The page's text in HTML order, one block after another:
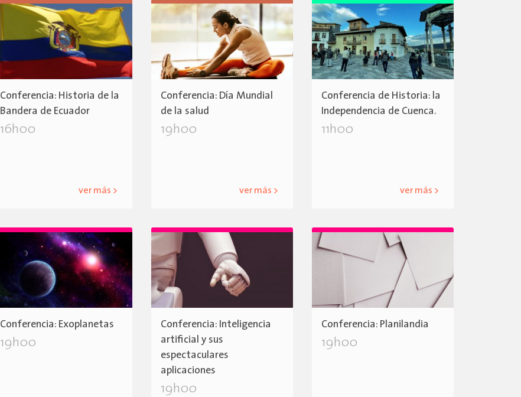
Conferencia: Historia de la
Bandera de Ecuador
16h00
ver más >
Conferencia: Día Mundial
de la salud
19h00
ver más >
Conferencia de Historia: la
Independencia de Cuenca.
11h00
ver más >
Conferencia: Exoplanetas
19h00
Conferencia: Inteligencia
artificial y sus
espectaculares
aplicaciones
19h00
Conferencia: Planilandia
19h00